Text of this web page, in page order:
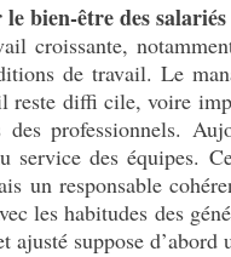
bien-être des
croissante,
de travail. Le
reste diffi cile, voire
professionnels.
service des équipes.
un responsable
les habitudes des
ajusté suppose d’abord